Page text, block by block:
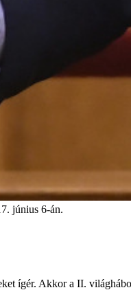
június 6-án.
ígér. Akkor a II.